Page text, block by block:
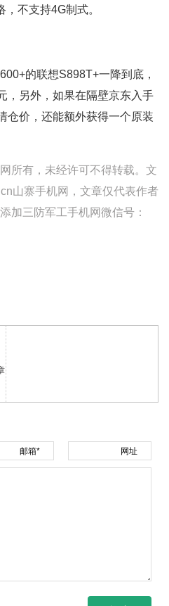
不支持4G制式。
的联想S898T+一降到底，
，另外，如果在隔壁京东入手
仓价，还能额外获得一个原装
所有，未经许可不得转载。文
山寨手机网，文章仅代表作者
加三防军工手机网微信号：
邮箱* 网址